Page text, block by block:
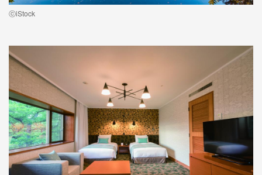
ⓒiStock